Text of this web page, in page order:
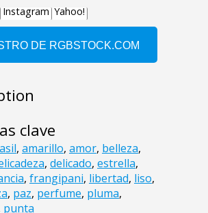
clave
, amarillo, amor, belleza,
, delicado, estrella,
, frangipani, libertad, liso,
, paz, perfume, pluma,
punta